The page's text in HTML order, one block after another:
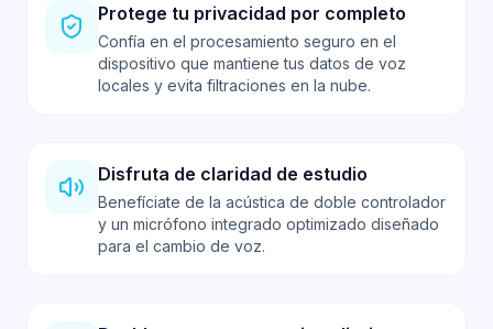
Protege tu privacidad por completo
Confía en el procesamiento seguro en el
dispositivo que mantiene tus datos de voz
locales y evita filtraciones en la nube.
Disfruta de claridad de estudio
Benefíciate de la acústica de doble controlador
y un micrófono integrado optimizado diseñado
para el cambio de voz.